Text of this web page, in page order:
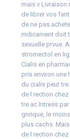
mais v Livraison
de librer vos
de ne pas
mdicament doit
sexuelle prvue.
stromectol en
Cialis en
pris environ une
du cialis peut
de l rection
tre ac Intress
gnrique, le
plus cachs.
de l rection